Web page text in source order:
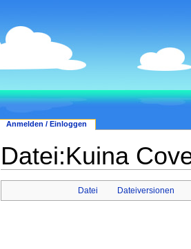
Datei:Kuina
Datei Dateiversionen
Anmelden / Einloggen